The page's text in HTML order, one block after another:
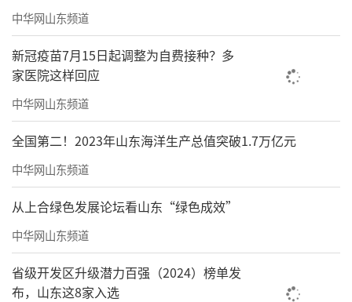
中华网山东频道
新冠疫苗7月15日起调整为自费接种？多
家医院这样回应
中华网山东频道
全国第二！2023年山东海洋生产总值突破1.7万亿元
中华网山东频道
从上合绿色发展论坛看山东“绿色成效”
中华网山东频道
省级开发区升级潜力百强（2024）榜单发
布，山东这8家入选